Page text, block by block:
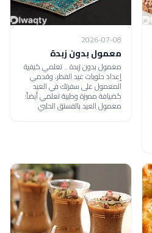
2026-07-08
معمول بدون زبدة
معمول بدون زبدة .. تعلمي كيفية
إعداد حلويات عيد الفطر، وقدمي
المعمول على سفرتك في العيد
كضيافة مميزة وطيبة تعلمي أيضاً:
معمول العيد بالفستق الحلبي